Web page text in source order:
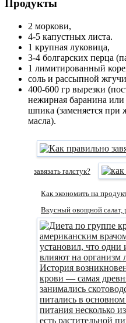
Продукты
2 моркови,
4-5 капустных листа.
1 крупная луковица,
3-4 болгарских перца
1 лимитированный
соль и рассыпной
400-600 гр вырезки
нежирная баранина или
шпика (заменяется при
масла).
завязать галстук?
Как экономить на
Вкусный овощной салат,